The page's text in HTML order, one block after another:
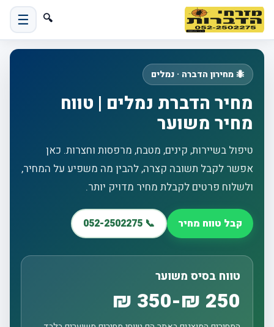
🔍
☰
🐜 מחירון הדברה · נמלים
מחיר הדברת נמלים | טווח
מחיר משוער
טיפול בשיירות, קינים, מטבח, מרפסות וחצרות. כאן
אפשר לקבל תשובה קצרה, להבין מה משפיע על המחיר,
ולשלוח פרטים לקבלת מחיר מדויק יותר.
קבל טווח מחיר 📞 052-2502275
טווח בסיס משוער
250 ₪-350 ₪